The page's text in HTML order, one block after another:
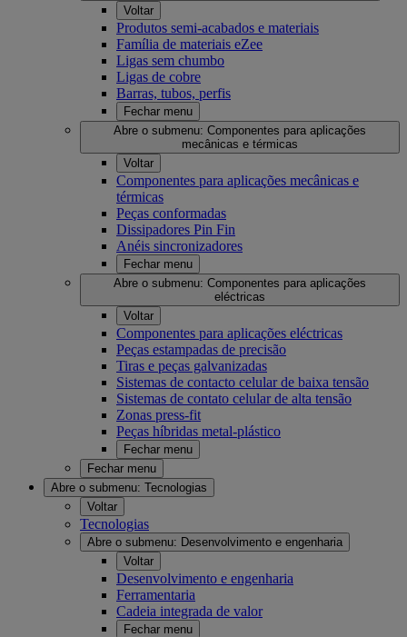
Voltar
Produtos semi-acabados e materiais
Família de materiais eZee
Ligas sem chumbo
Ligas de cobre
Barras, tubos, perfis
Fechar menu
Abre o submenu: Componentes para aplicações
mecânicas e térmicas
Voltar
Componentes para aplicações mecânicas e
térmicas
Peças conformadas
Dissipadores Pin Fin
Anéis sincronizadores
Fechar menu
Abre o submenu: Componentes para aplicações
eléctricas
Voltar
Componentes para aplicações eléctricas
Peças estampadas de precisão
Tiras e peças galvanizadas
Sistemas de contacto celular de baixa tensão
Sistemas de contato celular de alta tensão
Zonas press-fit
Peças híbridas metal-plástico
Fechar menu
Fechar menu
Abre o submenu: Tecnologias
Voltar
Tecnologias
Abre o submenu: Desenvolvimento e engenharia
Voltar
Desenvolvimento e engenharia
Ferramentaria
Cadeia integrada de valor
Fechar menu